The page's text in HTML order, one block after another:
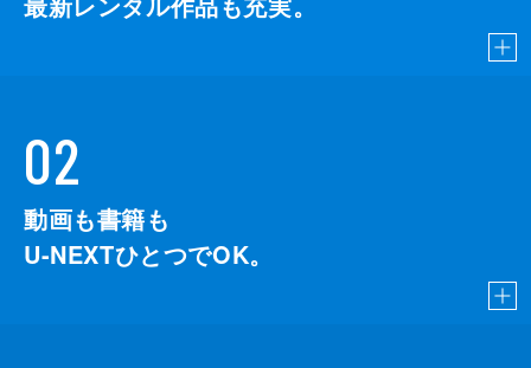
02
動画も書籍も
U-NEXTひとつでOK。